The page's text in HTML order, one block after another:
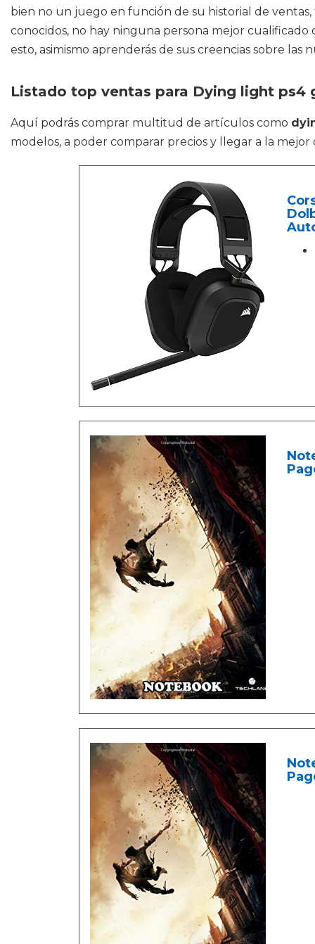
bien no un juego en función de su historial de
conocidos, no hay ninguna persona mejor
esto, asimismo aprenderás de sus creencias sobre
Listado top ventas para Dying light ps4
Aquí podrás comprar multitud de artículos como
modelos, a poder comparar precios y llegar a la mejor